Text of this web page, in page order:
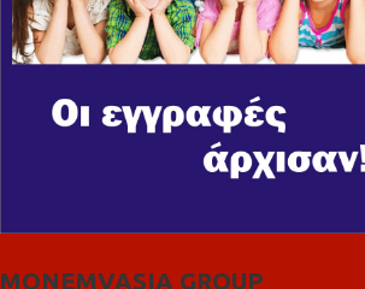
MONEMVASIA GROUP